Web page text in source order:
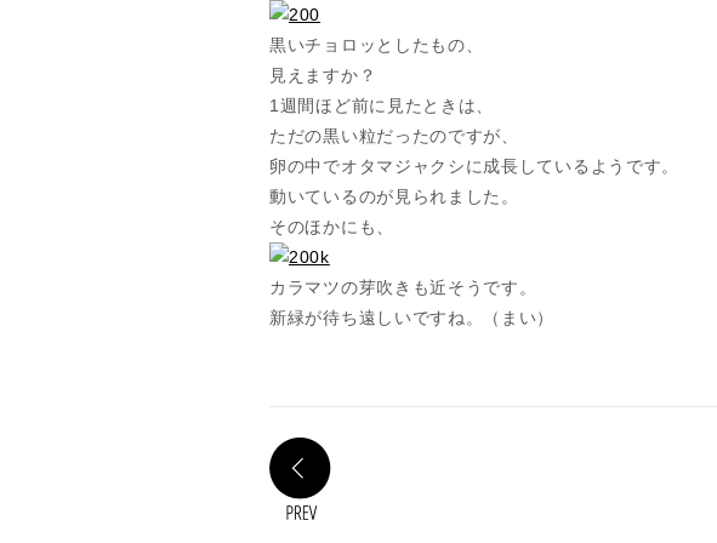
黒いチョロッとしたもの、
見えますか？
1週間ほど前に見たときは、
ただの黒い粒だったのですが、
卵の中でオタマジャクシに成長しているようです。
動いているのが見られました。
そのほかにも、
カラマツの芽吹きも近そうです。
新緑が待ち遠しいですね。（まい）